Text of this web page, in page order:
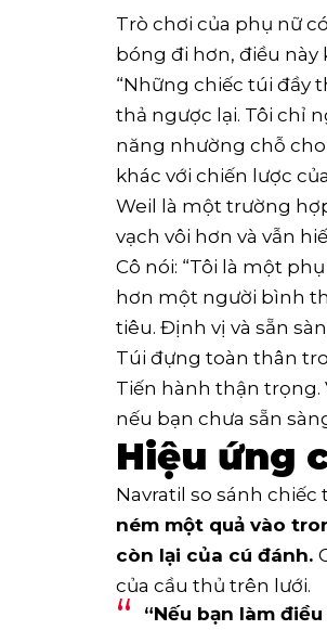
Trò chơi của phụ nữ
bóng đi hơn, điều
“Những chiếc túi đầy
thả ngược lại. Tôi chỉ
năng nhường chỗ
khác với chiến lược
Weil là một trường
vạch vôi hơn và vẫn
Cô nói: “Tôi là một
hơn một người bình
tiêu. Định vị và sẵn
Túi đựng toàn thân
Tiến hành thận trọng.
nếu bạn chưa sẵn
Hiệu ứng
Navratil so sánh
ném một quả vào
còn lại của cú đánh.
của cầu thủ trên lưới.
“Nếu bạn làm